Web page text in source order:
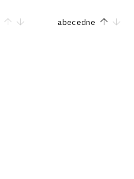
abecedne